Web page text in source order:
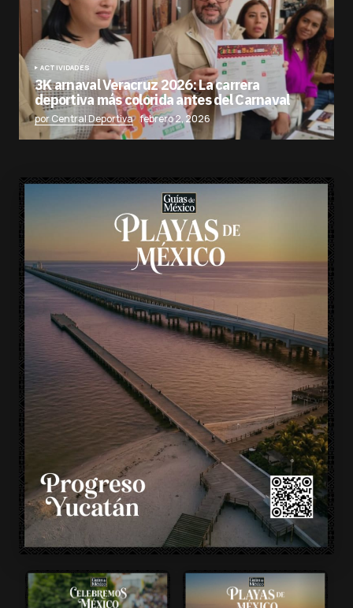
ACTIVIDADES
3K arnaval Veracruz 2026: La carrera
deportiva más colorida antes del Carnaval
por Central Deportiva febrero 2, 2026